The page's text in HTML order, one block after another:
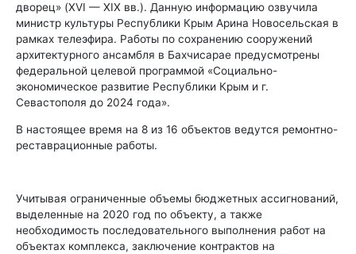
дворец» (XVI — XIX вв.). Данную информацию озвучила
министр культуры Республики Крым Арина Новосельская в
рамках телеэфира. Работы по сохранению сооружений
архитектурного ансамбля в Бахчисарае предусмотрены
федеральной целевой программой «Социально-
экономическое развитие Республики Крым и г.
Севастополя до 2024 года».
В настоящее время на 8 из 16 объектов ведутся ремонтно-
реставрационные работы.
Учитывая ограниченные объемы бюджетных ассигнований,
выделенные на 2020 год по объекту, а также
необходимость последовательного выполнения работ на
объектах комплекса, заключение контрактов на